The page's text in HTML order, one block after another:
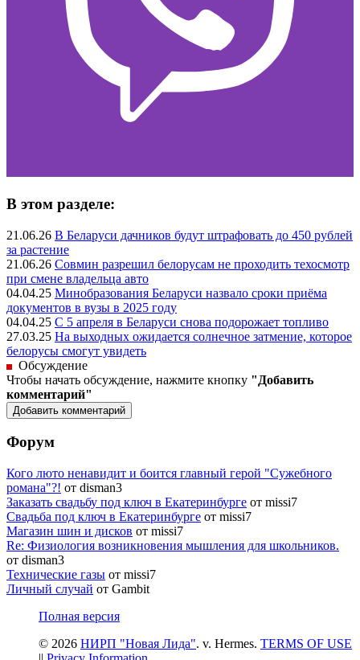
В этом разделе:
21.06.26 В Беларуси дачников будут штрафовать до 450 рублей
за растение
21.06.26 Совмин разрешил белорусам не проходить техосмотр
при смене владельца авто
04.04.25 Минобразования Беларуси назвало сроки приёма
документов в вузы в 2025 году
04.04.25 С 5 апреля в Беларуси снова подорожает топливо
27.03.25 На выходных ожидается солнечное затмение, которое
белорусы смогут увидеть
Обсуждение
Чтобы начать обсуждение, нажмите кнопку "Добавить
комментарий"
Форум
Кого люто ненавидит и боится главный герой "Сужебного
романа"?! от disman3
Заказать свадьбу под ключ в Екатеринбурге от missi7
Cвадьба под ключ в Екатеринбурге от missi7
Магазин шин и дисков от missi7
Re: Физиология возникновения мышления для школьников.
от disman3
Технические газы от missi7
Личный случай от Gambit
Полная версия
© 2026 НИРП "Новая Лида". v. Hermes. TERMS OF USE